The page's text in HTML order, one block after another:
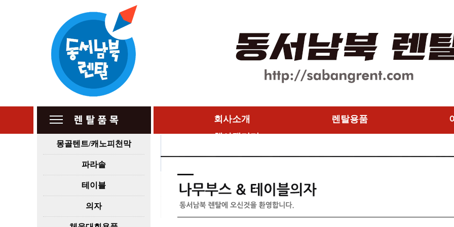
몽골텐트/캐노피천막
파라솔
테이블
의자
회사소개 렌탈용품
행사갤러리